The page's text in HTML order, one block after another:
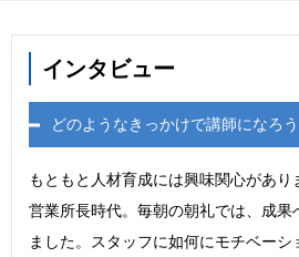
インタビュー
どのようなきっかけで講師になろ
もともと人材育成には興味関心があ
営業所長時代。毎朝の朝礼では、成
ました。スタッフに如何にモチベー